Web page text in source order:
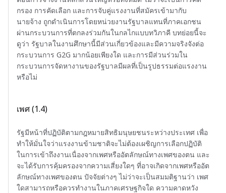
กรอง การคัดเลือก และการจับคู่แรงงานที่สมัครเข้ามากับ
นายจ้าง ถูกดำเนินการโดยหน่วยงานรัฐบาลแทนที่ภาคเอกชน
ผ่านกระบวนการที่ตกลงร่วมกันในกลไกแบบทวิภาคี บทย่อยนี้จะ
ดูว่า รัฐบาลในงานศึกษานี้มีส่วนเกี่ยวข้องและมีความจริงจังต่อ
กระบวนการ G2G มากน้อยเพียงใด และการมีส่วนร่วมใน
กระบวนการจัดหางานของรัฐบาลมีผลที่เป็นรูปธรรมต่อแรงงาน
หรือไม่
เพศ (1.4)
รัฐมีหน้าที่ปฏิบัติตามกฎหมายสิทธิมนุษยชนระหว่างประเทศ เพื่อ
ทำให้มั่นใจว่าแรงงานข้ามชาติจะไม่ต้องเผชิญการเลือกปฏิบัติ
ในการเข้าถึงงานเนื่องจากเพศหรืออัตลักษณ์ทางเพศของตน และ
จะได้รับการคุ้มครองจากความเสี่ยงใดๆ ที่อาจเกิดจากเพศหรืออัต
ลักษณ์ทางเพศของตน ปัจจัยต่างๆ ไม่ว่าจะเป็นสมมติฐานว่า เพศ
ใดสามารถหรือควรทำงานในภาคเศรษฐกิจใด ความคาดหวัง